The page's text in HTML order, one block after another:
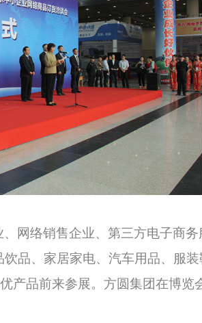
网络销售企业、第三方电子商
品、家居家电、汽车用品、服
产品前来参展。 方圆集团在博览